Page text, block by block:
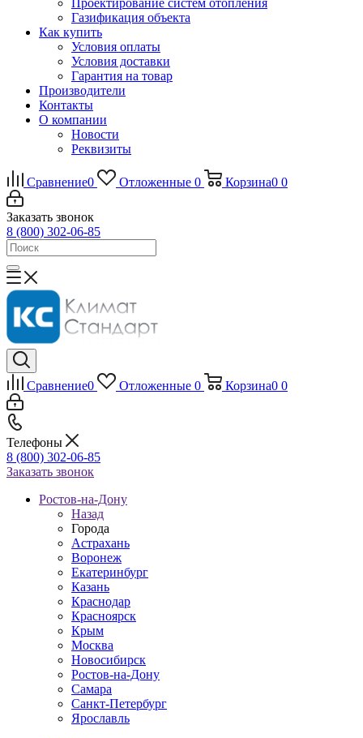
Проектирование систем отопления
Газификация объекта
Как купить
Условия оплаты
Условия доставки
Гарантия на товар
Производители
Контакты
О компании
Новости
Реквизиты
Сравнение0 Отложенные 0 Корзина0 0
Заказать звонок
8 (800) 302-06-85
Сравнение0 Отложенные 0 Корзина0 0
Телефоны
8 (800) 302-06-85
Заказать звонок
Ростов-на-Дону
Назад
Города
Астрахань
Воронеж
Екатеринбург
Казань
Краснодар
Красноярск
Крым
Москва
Новосибирск
Ростов-на-Дону
Самара
Санкт-Петербург
Ярославль